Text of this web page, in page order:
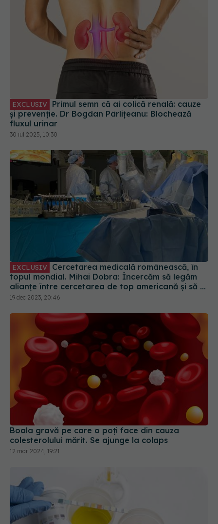
și prevenție. Dr Bogdan Pârlițeanu: Blochează
fluxul urinar
30 iul 2025, 10:30
topul mondial. Mihai Dobra: Încercăm să legăm
alianțe între cercetarea de top americană și să o
îmbinăm pe cea românească
19 dec 2023, 20:46
Boala gravă pe care o poți face din cauza
colesterolului mărit. Se ajunge la colaps
12 mar 2024, 19:21